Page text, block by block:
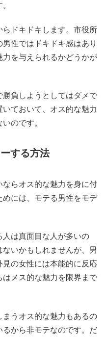
ドキドキします。市役所
性ではドキドキ感はあり
力を与えられるかどうかが
負しようとしてはダメで
ておいて、オス的な魅力
のです。
する方法
らオス的な魅力を身に付
には、モテる男性をモデ
人は真面目な人が多いの
いかもしれませんが、男
の女性には本能的に反応
はメス的な魅力を限界まで
うオス的な魅力もあるの
から非モテなのです。だ